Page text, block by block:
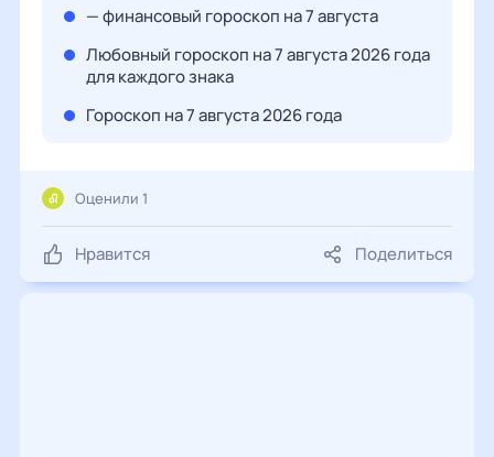
— финансовый гороскоп на 7 августа
Любовный гороскоп на 7 августа 2026 года
для каждого знака
Гороскоп на 7 августа 2026 года
Нравится Поделиться
Оценили 1